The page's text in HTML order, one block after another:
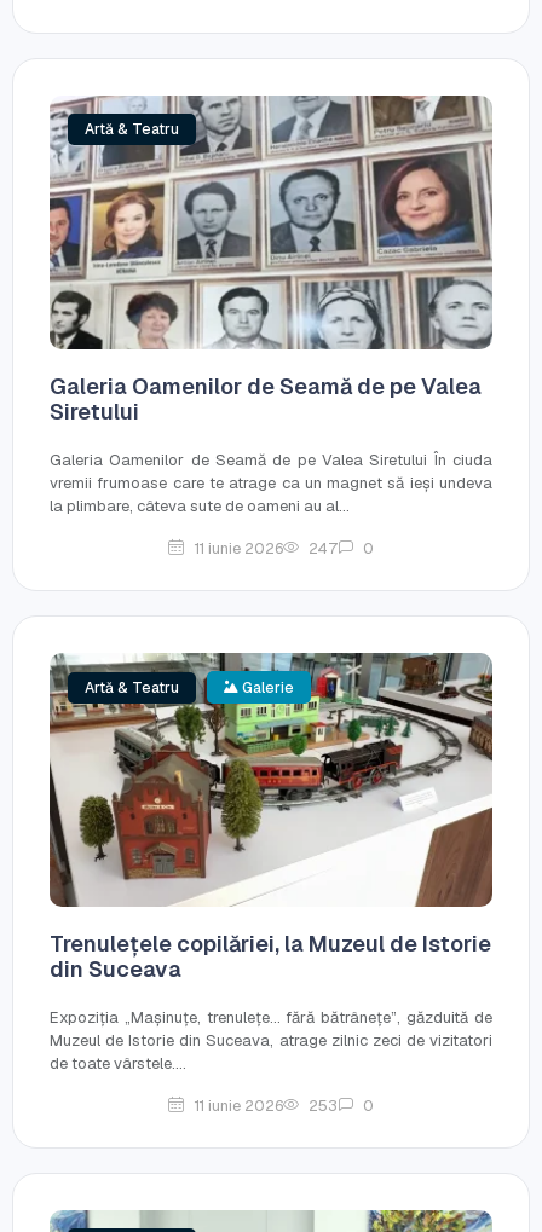
Artă & Teatru
Galeria Oamenilor de Seamă de pe Valea
Siretului
Galeria Oamenilor de Seamă de pe Valea Siretului În ciuda
vremii frumoase care te atrage ca un magnet să ieși undeva
la plimbare, câteva sute de oameni au al...
11 iunie 2026 247 0
Artă & Teatru Galerie
Trenulețele copilăriei, la Muzeul de Istorie
din Suceava
Expoziția „Mașinuțe, trenulețe... fără bătrânețe”, găzduită de
Muzeul de Istorie din Suceava, atrage zilnic zeci de vizitatori
de toate vârstele....
11 iunie 2026 253 0